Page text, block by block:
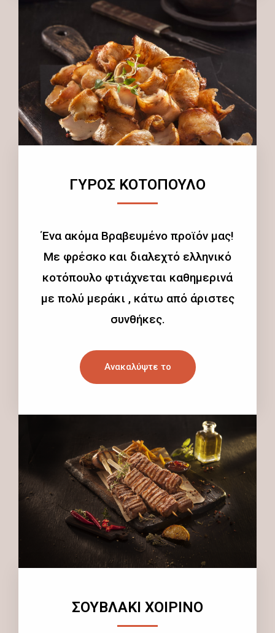
ΓΥΡΟΣ ΚΟΤΟΠΟΥΛΟ
Ένα ακόμα Βραβευμένο προϊόν μας!
Με φρέσκο και διαλεχτό ελληνικό
κοτόπουλο φτιάχνεται καθημερινά
με πολύ μεράκι , κάτω από άριστες
συνθήκες.
Ανακαλύψτε το
ΣΟΥΒΛΑΚΙ ΧΟΙΡΙΝΟ